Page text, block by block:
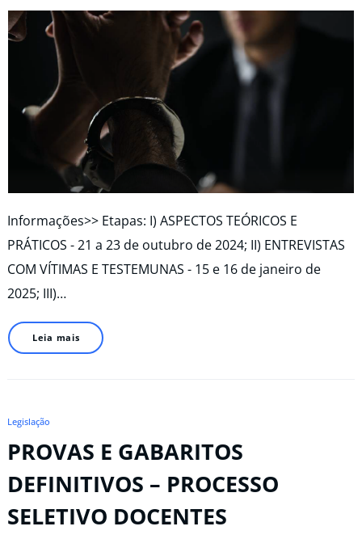
Informações>> Etapas: I) ASPECTOS TEÓRICOS E
PRÁTICOS - 21 a 23 de outubro de 2024; II) ENTREVISTAS
COM VÍTIMAS E TESTEMUNAS - 15 e 16 de janeiro de
2025; III)…
Leia mais
Legislação
PROVAS E GABARITOS
DEFINITIVOS – PROCESSO
SELETIVO DOCENTES ​